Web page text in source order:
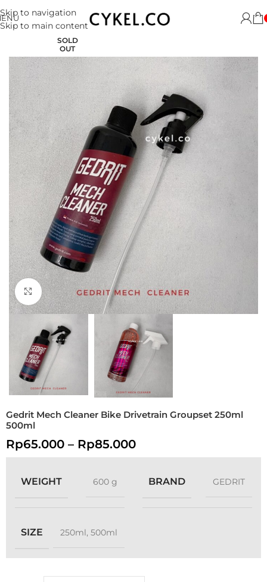
Skip to navigation
Skip to main content
SOLD
OUT
Click to enlarge
Gedrit Mech Cleaner Bike Drivetrain Groupset 250ml
500ml
Rp65.000 – Rp85.000
WEIGHT 600 g BRAND GEDRIT
SIZE 250ml, 500ml